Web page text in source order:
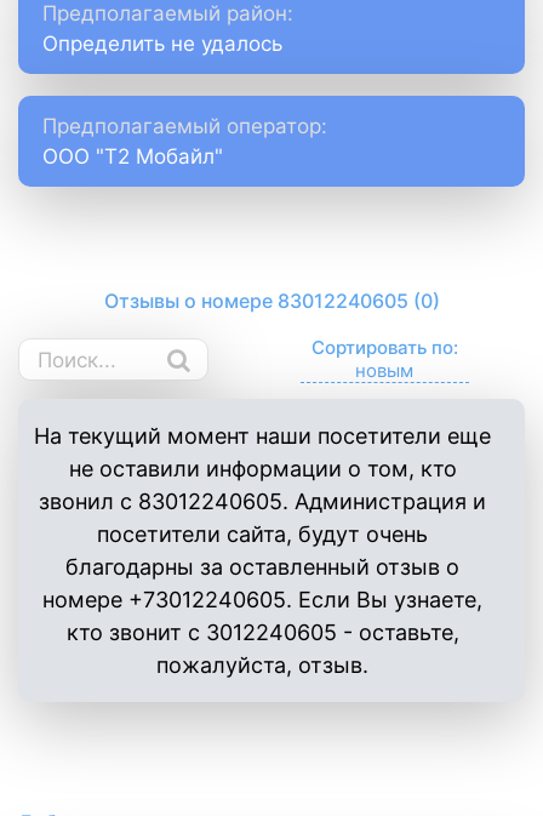
Предполагаемый район:
Определить не удалось
Предполагаемый оператор:
ООО "Т2 Мобайл"
Отзывы о номере 83012240605 (0)
Сортировать по:
На текущий момент наши посетители еще
не оставили информации о том, кто
звонил с 83012240605. Администрация и
посетители сайта, будут очень
благодарны за оставленный отзыв о
номере +73012240605. Если Вы узнаете,
кто звонит с 3012240605 - оставьте,
пожалуйста, отзыв.